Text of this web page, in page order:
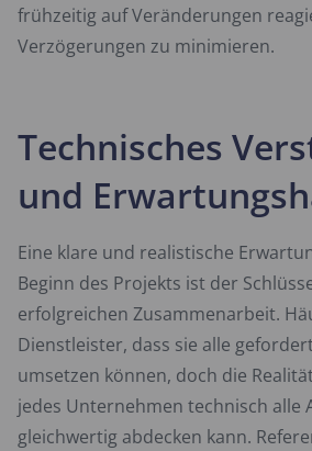
frühzeitig auf Veränderungen
Verzögerungen zu minimieren.
Technisches
und
Eine klare und realistische
Beginn des Projekts ist der
erfolgreichen Zusammenarbeit.
Dienstleister, dass sie alle
umsetzen können, doch die
jedes Unternehmen technisch alle
gleichwertig abdecken kann.